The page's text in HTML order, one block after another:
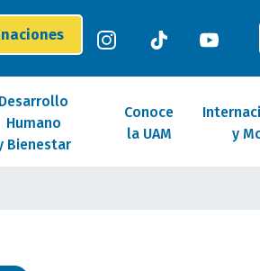
Desarrollo
Humano
Bienestar
Conoce
la UAM
y